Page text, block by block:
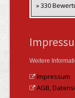
» 330
Weitere
Impressum
AGB,